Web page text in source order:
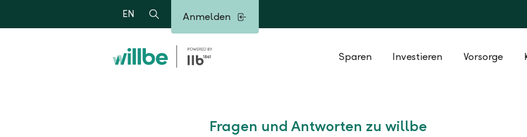
EN Suche Anmelden
Sparen Investieren Vorsorge
Fragen und Antworten zu willbe